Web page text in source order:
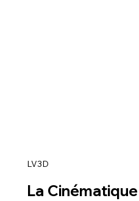
LV3D
La